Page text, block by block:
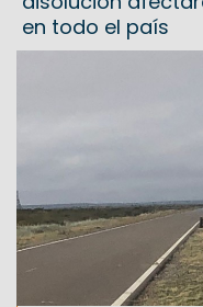
en todo el país